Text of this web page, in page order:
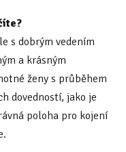
s dobrým vedením
a krásným
ženy s průběhem
dovedností, jako je
poloha pro kojení